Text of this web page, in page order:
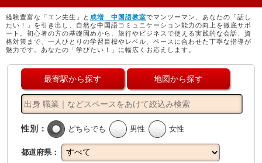
経験豊富な「エン先生」と 成増 中国語教室でマンツーマン、あなたの「話し
たい！」を引き出し、自然な中国語コミュニケーション能力の向上を徹底サポ
ート。初心者の方の基礎固めから、旅行やビジネスで使える実践的な会話、資
格対策まで、一人ひとりの学習目標やレベル、ペースに合わせた丁寧な指導が
魅力です。あなたの「学びたい！」に幅広くお応えします。
最寄駅から探す 地図から探す
性別： どちらでも 男性 女性
都道府県：